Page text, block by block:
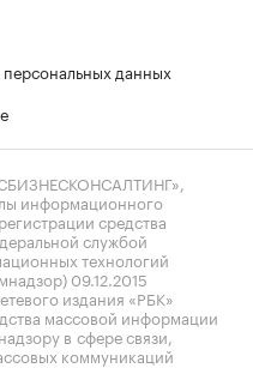
данных
информационного
средства
службой
технологий
09.12.2015
издания «РБК»
массовой информации
в сфере связи,
коммуникаций